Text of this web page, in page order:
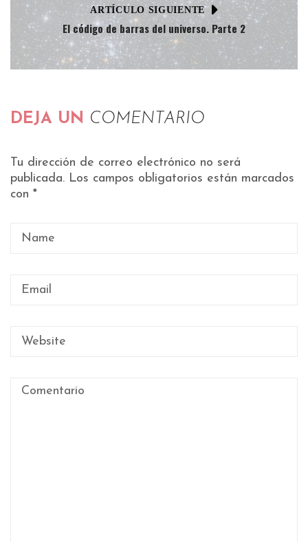
ARTÍCULO SIGUIENTE
El código de barras del universo. Parte 2
DEJA UN COMENTARIO
Tu dirección de correo electrónico no será
publicada. Los campos obligatorios están marcados
con *